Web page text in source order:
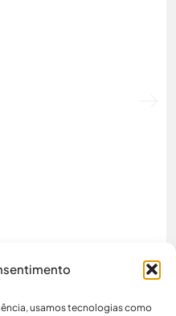
usamos tecnologias como